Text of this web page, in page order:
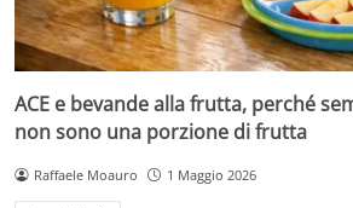
ACE e bevande alla frutta, perché
non sono una porzione di frutta
Raffaele Moauro 1 Maggio 2026